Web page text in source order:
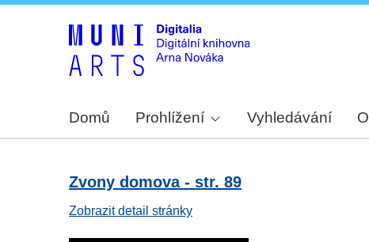
Domů Prohlížení Vyhledávání
Zvony domova - str. 89
Zobrazit detail stránky